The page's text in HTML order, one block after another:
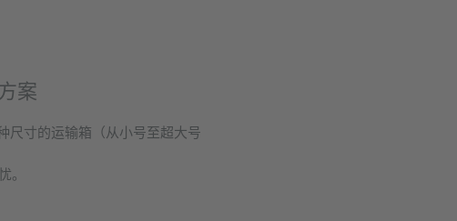
案
尺寸的运输箱（从小号至超大号